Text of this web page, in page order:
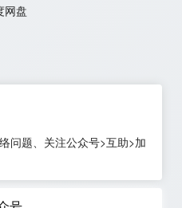
网盘
问题、关注公众号>互助>加